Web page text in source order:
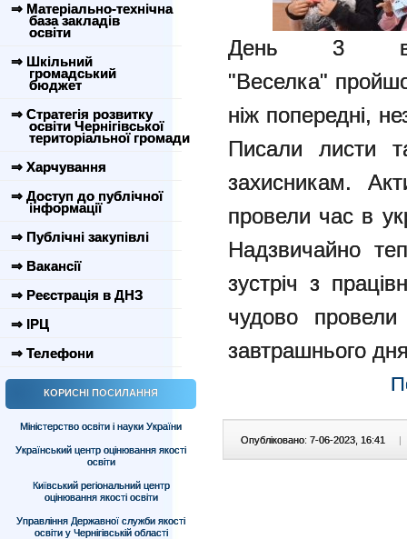
⇒ Матеріально-технічна
база закладів
освіти
⇒ Шкільний
громадський
бюджет
⇒ Стратегія розвитку
освіти Чернігівської
територіальної громади
⇒ Харчування
⇒ Доступ до публічної
інформації
⇒ Публічні закупівлі
⇒ Вакансії
⇒ Реєстрація в ДНЗ
⇒ ІРЦ
⇒ Телефони
КОРИСНІ ПОСИЛАННЯ
Міністерство освіти і науки України
Український центр оцінювання якості
освіти
Київський регіональний центр
оцінювання якості освіти
Управління Державної служби якості
освіти у Чернігівській області
День 3 в
"Веселка"
ніж попередні,
Писали листи
захисникам.
провели час в
Надзвичайно
зустріч з
чудово
завтрашнього
Опубліковано: 7-06-2023, 16:41 |